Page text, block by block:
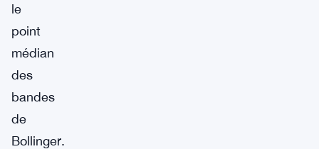
le
point
médian
des
bandes
de
Bollinger.